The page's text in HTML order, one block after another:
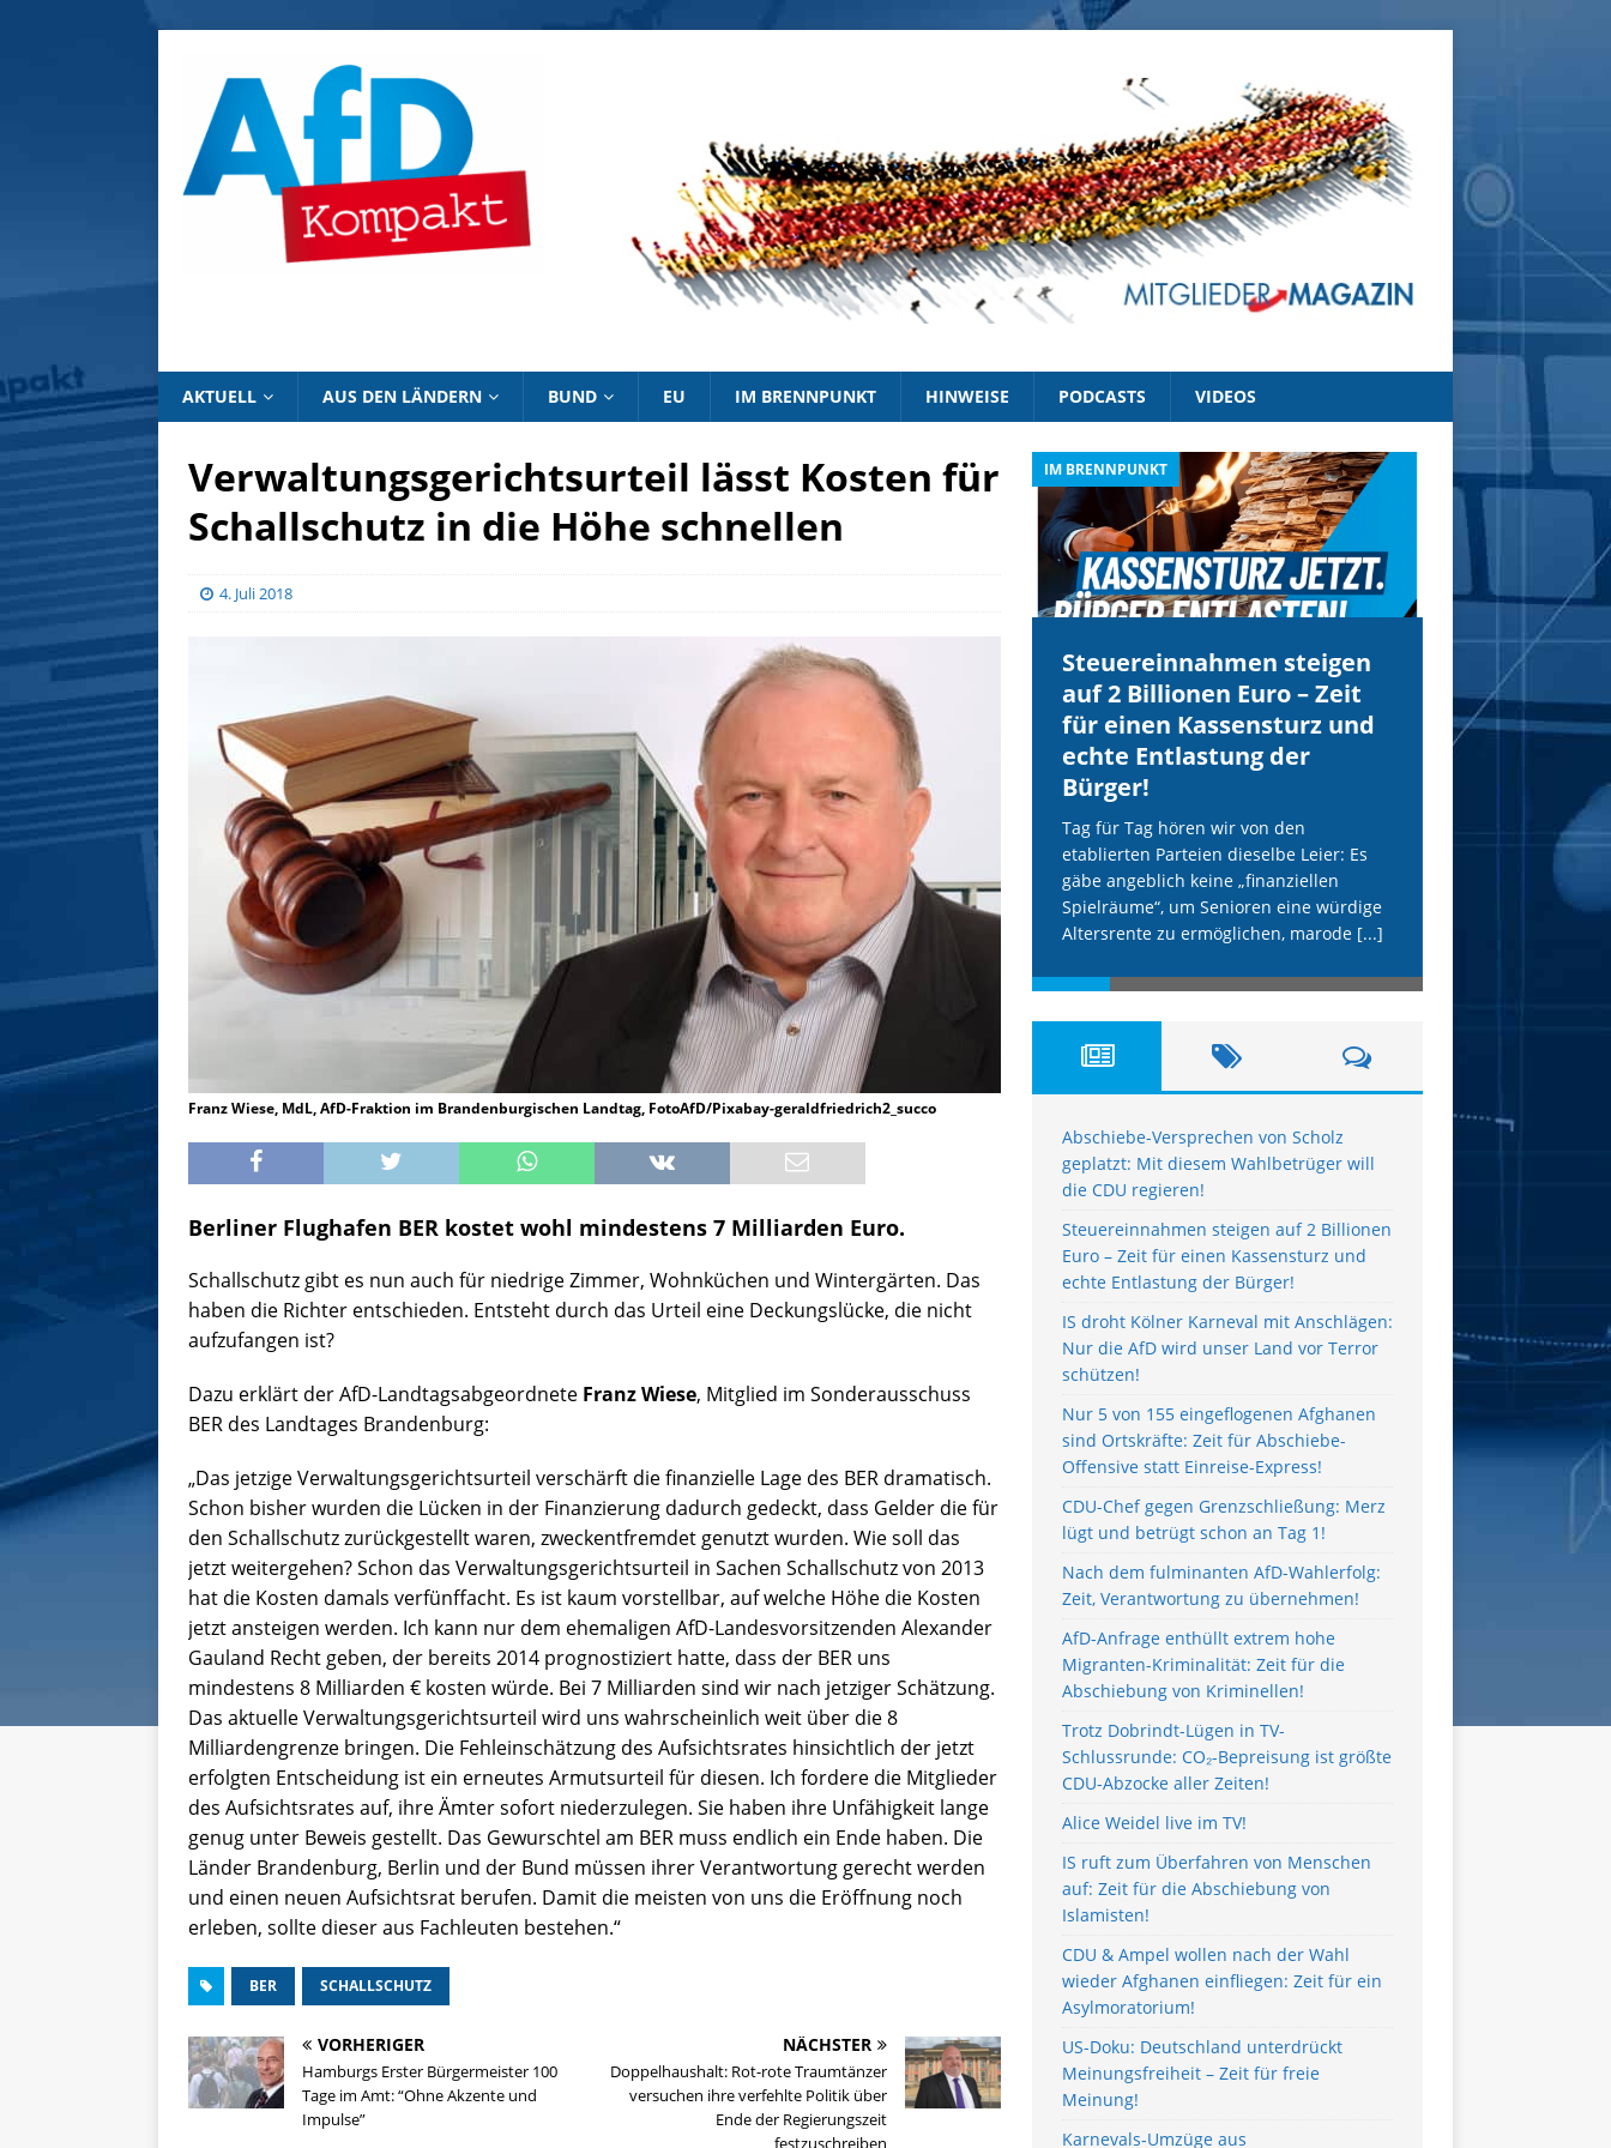
AKTUELL AUS DEN LÄNDERN BUND EU IM BRENNPUNKT HINWEISE PODCASTS VIDEOS
Verwaltungsgerichtsurteil lässt Kosten für
Schallschutz in die Höhe schnellen
4. Juli 2018
Franz Wiese, MdL, AfD-Fraktion im Brandenburgischen Landtag, FotoAfD/Pixabay-geraldfriedrich2_succo
Berliner Flughafen BER kostet wohl mindestens 7 Milliarden Euro.
Schallschutz gibt es nun auch für niedrige Zimmer, Wohnküchen und Wintergärten. Das
haben die Richter entschieden. Entsteht durch das Urteil eine Deckungslücke, die nicht
aufzufangen ist?
Dazu erklärt der AfD-Landtagsabgeordnete Franz Wiese, Mitglied im Sonderausschuss
BER des Landtages Brandenburg:
„Das jetzige Verwaltungsgerichtsurteil verschärft die finanzielle Lage des BER dramatisch.
Schon bisher wurden die Lücken in der Finanzierung dadurch gedeckt, dass Gelder die für
den Schallschutz zurückgestellt waren, zweckentfremdet genutzt wurden. Wie soll das
jetzt weitergehen? Schon das Verwaltungsgerichtsurteil in Sachen Schallschutz von 2013
hat die Kosten damals verfünffacht. Es ist kaum vorstellbar, auf welche Höhe die Kosten
jetzt ansteigen werden. Ich kann nur dem ehemaligen AfD-Landesvorsitzenden Alexander
Gauland Recht geben, der bereits 2014 prognostiziert hatte, dass der BER uns
mindestens 8 Milliarden € kosten würde. Bei 7 Milliarden sind wir nach jetziger Schätzung.
Das aktuelle Verwaltungsgerichtsurteil wird uns wahrscheinlich weit über die 8
Milliardengrenze bringen. Die Fehleinschätzung des Aufsichtsrates hinsichtlich der jetzt
erfolgten Entscheidung ist ein erneutes Armutsurteil für diesen. Ich fordere die Mitglieder
des Aufsichtsrates auf, ihre Ämter sofort niederzulegen. Sie haben ihre Unfähigkeit lange
genug unter Beweis gestellt. Das Gewurschtel am BER muss endlich ein Ende haben. Die
Länder Brandenburg, Berlin und der Bund müssen ihrer Verantwortung gerecht werden
und einen neuen Aufsichtsrat berufen. Damit die meisten von uns die Eröffnung noch
erleben, sollte dieser aus Fachleuten bestehen.“
BER SCHALLSCHUTZ
VORHERIGER
Hamburgs Erster Bürgermeister 100
Tage im Amt: “Ohne Akzente und
Impulse”
NÄCHSTER
Doppelhaushalt: Rot-rote Traumtänzer
versuchen ihre verfehlte Politik über
Ende der Regierungszeit
festzuschreiben
IM BRENNPUNKT
CDU & Ampel wollen nach
der Wahl wieder Afghanen
einfliegen: Zeit für ein
Asylmoratorium!
Die Bundesregierung und die CDU
halten die Wähler für dumm! Weil die
Stimmung wegen der von Afghanen
verübten Anschläge kippte, wurden die
Flüge vor der
[...]
IM BRENNPUNKT
Steuereinnahmen steigen
auf 2 Billionen Euro – Zeit
für einen Kassensturz und
echte Entlastung der
Bürger!
Tag für Tag hören wir von den
etablierten Parteien dieselbe Leier: Es
gäbe angeblich keine „finanziellen
Spielräume“, um Senioren eine würdige
Altersrente zu ermöglichen, marode [...]
IM BRENNPUNKT
IS droht
mit
AfD wird
Terror
Unsere
erneut vom IS-
etablierten
Terror-Webseite
Abschiebe-Versprechen von Scholz
geplatzt: Mit diesem Wahlbetrüger will
die CDU regieren!
Steuereinnahmen steigen auf 2 Billionen
Euro – Zeit für einen Kassensturz und
echte Entlastung der Bürger!
IS droht Kölner Karneval mit Anschlägen:
Nur die AfD wird unser Land vor Terror
schützen!
Nur 5 von 155 eingeflogenen Afghanen
sind Ortskräfte: Zeit für Abschiebe-
Offensive statt Einreise-Express!
CDU-Chef gegen Grenzschließung: Merz
lügt und betrügt schon an Tag 1!
Nach dem fulminanten AfD-Wahlerfolg:
Zeit, Verantwortung zu übernehmen!
AfD-Anfrage enthüllt extrem hohe
Migranten-Kriminalität: Zeit für die
Abschiebung von Kriminellen!
Trotz Dobrindt-Lügen in TV-
Schlussrunde: CO₂-Bepreisung ist größte
CDU-Abzocke aller Zeiten!
Alice Weidel live im TV!
IS ruft zum Überfahren von Menschen
auf: Zeit für die Abschiebung von
Islamisten!
CDU & Ampel wollen nach der Wahl
wieder Afghanen einfliegen: Zeit für ein
Asylmoratorium!
US-Doku: Deutschland unterdrückt
Meinungsfreiheit – Zeit für freie
Meinung!
Karnevals-Umzüge aus